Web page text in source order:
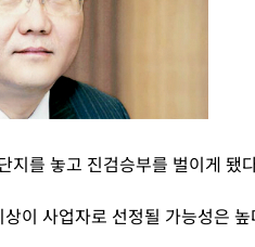
지를 놓고 진검승부를 벌이게 됐
이 사업자로 선정될 가능성은